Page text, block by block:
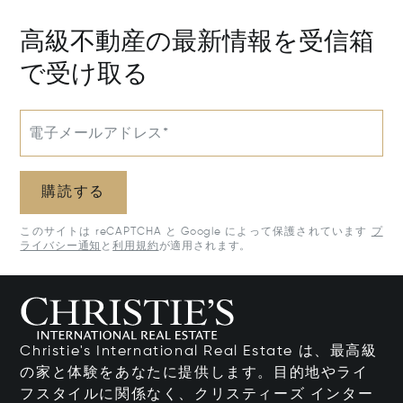
高級不動産の最新情報を受信箱
で受け取る
電子メールアドレス*
購読する
このサイトは reCAPTCHA と Google によって保護されています
プ
ライバシー通知 と利用規約が適用されます。
Christie's International Real Estate は、最高級
の家と体験をあなたに提供します。目的地やライ
フスタイルに関係なく、クリスティーズ インター